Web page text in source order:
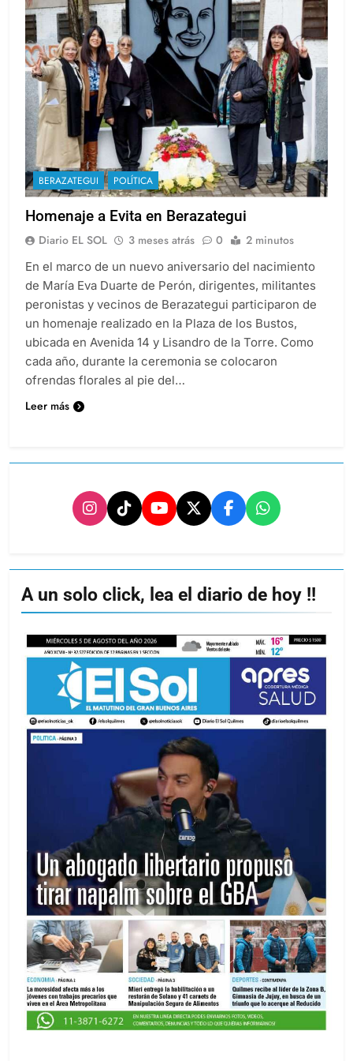
BERAZATEGUI POLÍTICA
Homenaje a Evita en Berazategui
Diario EL SOL 3 meses atrás 0 2 minutos
En el marco de un nuevo aniversario del nacimiento
de María Eva Duarte de Perón, dirigentes, militantes
peronistas y vecinos de Berazategui participaron de
un homenaje realizado en la Plaza de los Bustos,
ubicada en Avenida 14 y Lisandro de la Torre. Como
cada año, durante la ceremonia se colocaron
ofrendas florales al pie del…
Leer más
A un solo click, lea el diario de hoy !!